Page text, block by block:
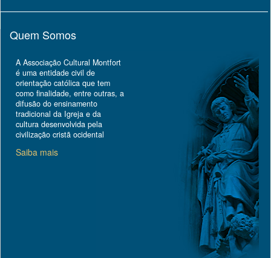
Quem Somos
A Associação Cultural Montfort
é uma entidade civil de
orientação católica que tem
como finalidade, entre outras, a
difusão do ensinamento
tradicional da Igreja e da
cultura desenvolvida pela
civilização cristã ocidental
Saiba mais